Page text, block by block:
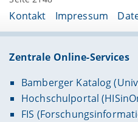
Kontakt Impressum
Zentrale Online-Services
Bamberger Katalog
Hochschulportal
FIS